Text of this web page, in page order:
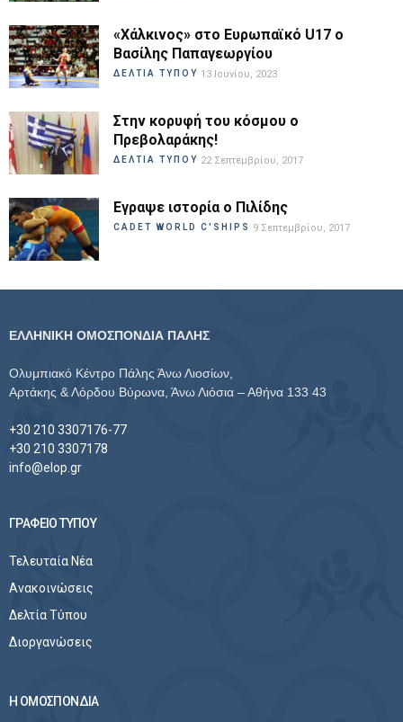
«Χάλκινος» στο Ευρωπαϊκό U17 ο
Βασίλης Παπαγεωργίου
ΔΕΛΤΙΑ ΤΥΠΟΥ 13 Ιουνίου, 2023
Στην κορυφή του κόσμου ο
Πρεβολαράκης!
ΔΕΛΤΙΑ ΤΥΠΟΥ 22 Σεπτεμβρίου, 2017
Εγραψε ιστορία ο Πιλίδης
CADET WORLD C'SHIPS 9 Σεπτεμβρίου, 2017
ΕΛΛΗΝΙΚΗ ΟΜΟΣΠΟΝΔΙΑ ΠΑΛΗΣ
Ολυμπιακό Κέντρο Πάλης Άνω Λιοσίων,
Αρτάκης & Λόρδου Βύρωνα, Άνω Λιόσια – Αθήνα 133 43
+30 210 3307176-77
+30 210 3307178
info@elop.gr
ΓΡΑΦΕΙΟ ΤΥΠΟΥ
Τελευταία Νέα
Ανακοινώσεις
Δελτία Τύπου
Διοργανώσεις
Η ΟΜΟΣΠΟΝΔΙΑ